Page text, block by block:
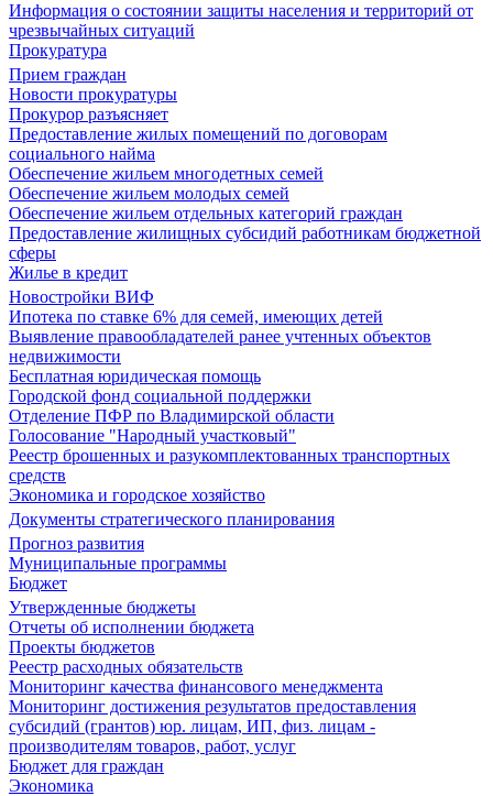
Информация о состоянии защиты населения и территорий от
чрезвычайных ситуаций
Прокуратура
Прием граждан
Новости прокуратуры
Прокурор разъясняет
Предоставление жилых помещений по договорам
социального найма
Обеспечение жильем многодетных семей
Обеспечение жильем молодых семей
Обеспечение жильем отдельных категорий граждан
Предоставление жилищных субсидий работникам бюджетной
сферы
Жилье в кредит
Новостройки ВИФ
Ипотека по ставке 6% для семей, имеющих детей
Выявление правообладателей ранее учтенных объектов
недвижимости
Бесплатная юридическая помощь
Городской фонд социальной поддержки
Отделение ПФР по Владимирской области
Голосование "Народный участковый"
Реестр брошенных и разукомплектованных транспортных
средств
Экономика и городское хозяйство
Документы стратегического планирования
Прогноз развития
Муниципальные программы
Бюджет
Утвержденные бюджеты
Отчеты об исполнении бюджета
Проекты бюджетов
Реестр расходных обязательств
Мониторинг качества финансового менеджмента
Мониторинг достижения результатов предоставления
субсидий (грантов) юр. лицам, ИП, физ. лицам -
производителям товаров, работ, услуг
Бюджет для граждан
Экономика